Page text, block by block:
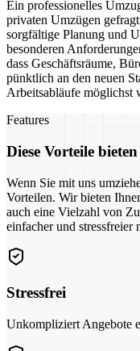
Ein professionelles
privaten Umzügen
sorgfältige Planung und
besonderen
dass Geschäftsräume,
pünktlich an den neuen
Arbeitsabläufe möglichst
Features
Diese Vorteile
Wenn Sie mit uns
Vorteilen. Wir bieten
auch eine Vielzahl von
einfacher und stressfreier
Stressfrei
Unkompliziert Angebote